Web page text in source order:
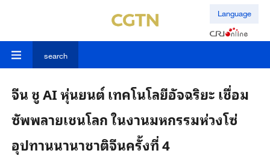
Language
search
จีน ชู AI หุ่นยนต์ เทคโนโลยีอัจฉริยะ เชื่อม
ซัพพลายเชนโลก ในงานมหกรรมห่วงโซ่
อุปทานนานาชาติจีนครั้งที่ 4